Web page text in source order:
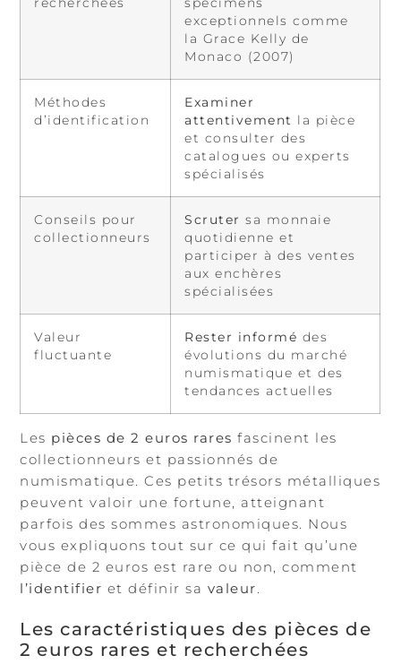
exceptionnels comme
la Grace Kelly de
Monaco (2007)
Méthodes
d’identification
Examiner
attentivement la pièce
et consulter des
catalogues ou experts
spécialisés
Conseils pour
collectionneurs
Scruter sa monnaie
quotidienne et
participer à des ventes
aux enchères
spécialisées
Valeur
fluctuante
Rester informé des
évolutions du marché
numismatique et des
tendances actuelles
Les pièces de 2 euros rares fascinent les
collectionneurs et passionnés de
numismatique. Ces petits trésors métalliques
peuvent valoir une fortune, atteignant
parfois des sommes astronomiques. Nous
vous expliquons tout sur ce qui fait qu’une
pièce de 2 euros est rare ou non, comment
l’identifier et définir sa valeur
Les caractéristiques des pièces de
2 euros rares et recherchées